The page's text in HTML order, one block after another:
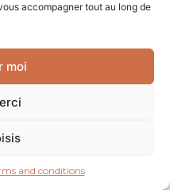
accompagner tout au long de
moi
and conditions